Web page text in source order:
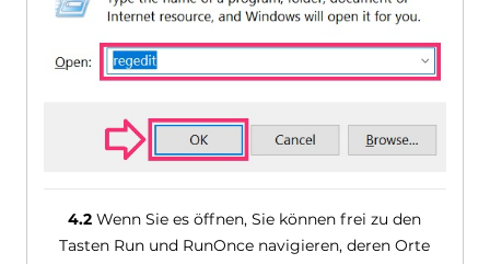
4.2 Wenn Sie es öffnen, Sie können frei zu den
Tasten Run und RunOnce navigieren, deren Orte